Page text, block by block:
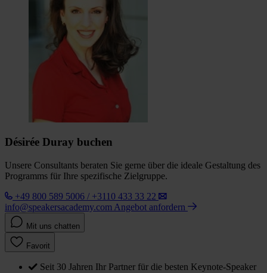
Désirée Duray buchen
Unsere Consultants beraten Sie gerne über die ideale Gestaltung des
Programms für Ihre spezifische Zielgruppe.
+49 800 589 5006 / +3110 433 33 22
info@speakersacademy.com Angebot anfordern
Mit uns chatten
Favorit
Seit 30 Jahren Ihr Partner für die besten Keynote-Speaker